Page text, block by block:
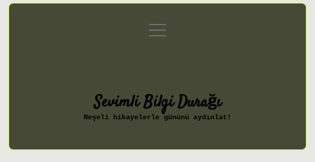
Gizlilik Politikası
menüyü
aç
Sevimli Bilgi Durağı
Neşeli hikayelerle gününü aydınlat!